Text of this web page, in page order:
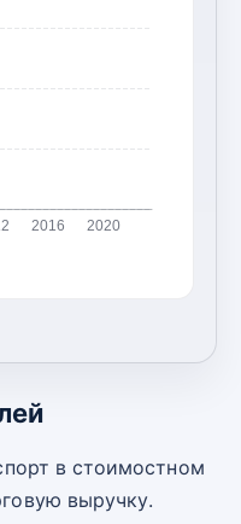
2016 2020
в стоимостном
выручку.